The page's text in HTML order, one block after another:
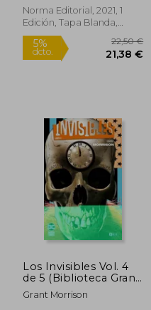
Norma Editorial, 2021, 1
Edición, Tapa Blanda,
Nuevo
5%
Los Invisibles Vol. 4
de 5 (Biblioteca Grant
Morrison) (Los
Invisibles O. C.
Grant Morrison